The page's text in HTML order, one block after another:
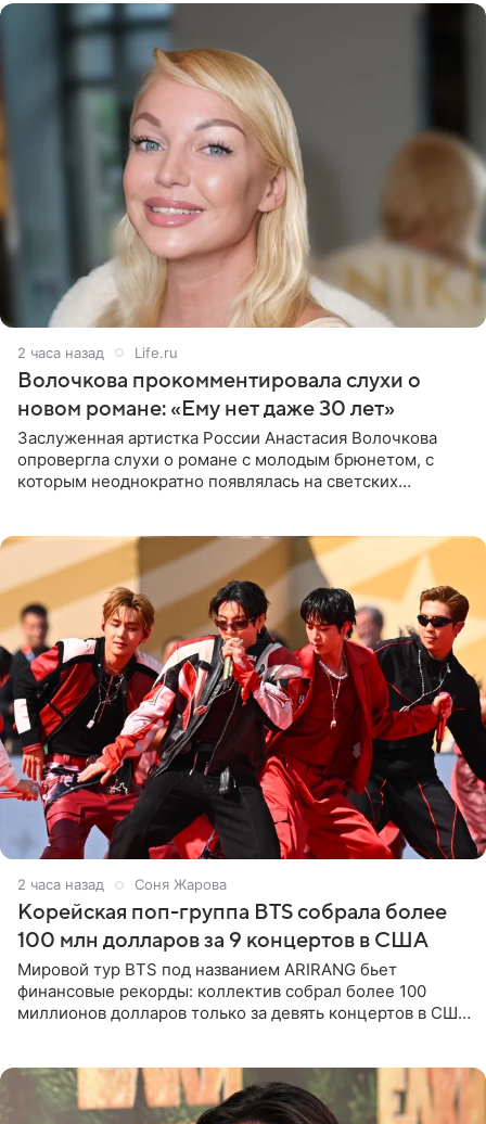
2 часа назад Life.ru
Волочкова прокомментировала слухи о
новом романе: «Ему нет даже 30 лет»
Заслуженная артистка России Анастасия Волочкова
опровергла слухи о романе с молодым брюнетом, с
которым неоднократно появлялась на светских
2 часа назад Соня Жарова
Корейская поп-группа BTS собрала более
100 млн долларов за 9 концертов в США
Мировой тур BTS под названием ARIRANG бьет
финансовые рекорды: коллектив собрал более 100
миллионов долларов только за девять концертов в США.